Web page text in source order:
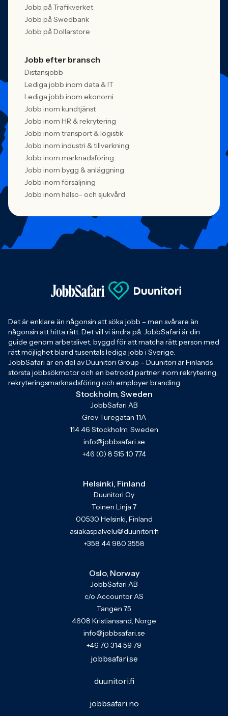
Jobb på Trafikverket
Jobb på Swedbank
Jobb på Dollarstore
Jobb efter bransch
Distansjobb
Lediga jobb inom data & IT
Lediga jobb inom ekonomi
Jobb inom kundtjänst
Jobb inom HR & rekrytering
Jobb inom transport & logistik
Jobb inom industri & tillverkning
Jobb inom marknadsföring
Jobb inom bygg & anläggning
Jobb inom försäljning
Jobb inom hälso- och sjukvård
Det är enklare än någonsin att söka jobb – men svårare än
någonsin att hitta rätt. Det vill vi ändra på. JobbSafari är din
guide genom arbetslivet, byggd för att matcha rätt person med
rätt möjlighet bland tusentals lediga jobb i Sverige.
JobbSafari är en del av Duunitori Group – Duunitori är Finlands
största jobbsökmotor och en betrodd partner inom rekrytering,
rekryteringsmarknadsföring och employer branding.
Stockholm, Sweden
JobbSafari AB
Grev Turegatan 11A
114 46 Stockholm, Sweden
info@jobbsafari.se
+46 (0) 8 515 10 774
Helsinki, Finland
Duunitori Oy
Toinen Linja 7
00530 Helsinki, Finland
asiakaspalvelu@duunitori.fi
+358 44 980 3558
Oslo, Norway
JobbSafari AB
c/o Accountor AS
Tangen 75
4608 Kristiansand, Norge
info@jobbsafari.se
+46 70 314 59 79
jobbsafari.se
duunitori.fi
jobbsafari.no